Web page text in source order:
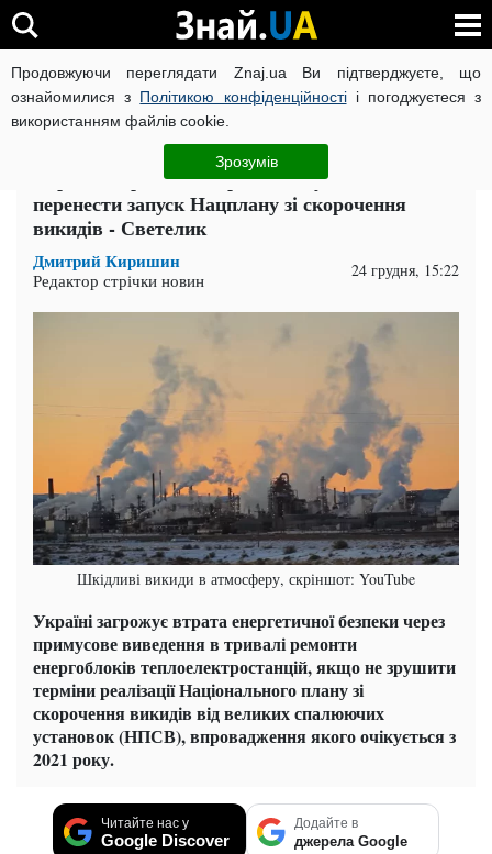
Продовжуючи переглядати Znaj.ua Ви підтверджуєте, що
ознайомилися з Політикою конфіденційностіі погоджуєтеся з
використанням файлів cookie.
Зрозумів
ВІЙНА РОСІЇ ПРОТИ УКРАЇНИ КОРОНАВІРУС В УКРАЇНІ
Економіка ЧИТАТЬ НА РУССКОМ
Україна втратить енергобезпеку, якщо не
перенести запуск Нацплану зі скорочення
викидів - Светелик
Дмитрий Киришин
Редактор стрічки новин 24 грудня, 15:22
Шкідливі викиди в атмосферу, скріншот: YouTube
Україні загрожує втрата енергетичної безпеки через
примусове виведення в тривалі ремонти
енергоблоків теплоелектростанцій, якщо не зрушити
терміни реалізації Національного плану зі
скорочення викидів від великих спалюючих
установок (НПСВ), впровадження якого очікується з
2021 року.
Читайте нас у
Google Discover
Додайте в
джерела Google